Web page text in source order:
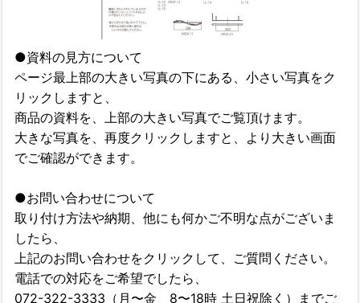
●資料の見方について
ページ最上部の大きい写真の下にある、小さい写真をク
リックしますと、
商品の資料を、上部の大きい写真でご覧頂けます。
大きな写真を、再度クリックしますと、より大きい画面
でご確認ができます。
●お問い合わせについて
取り付け方法や納期、他にも何かご不明な点がございま
したら、
上記のお問い合わせをクリックして、ご質問ください。
電話での対応をご希望でしたら、
072-322-3333（月〜金 8〜18時 土日祝除く）までご